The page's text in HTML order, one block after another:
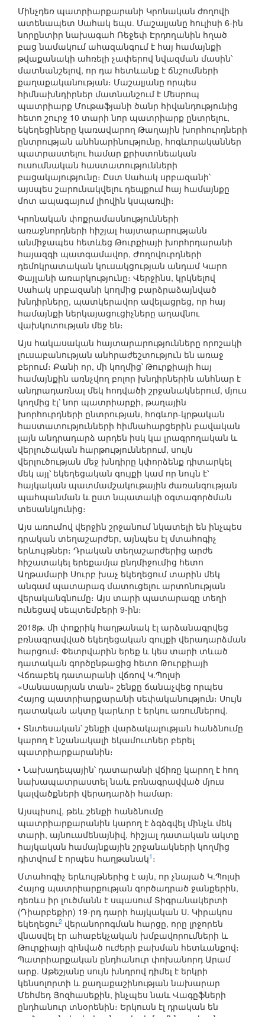
Մինչդեռ պատրիարքարանի Կրոնական ժողովի
ատենապետ Սահակ եպս. Մաշալյանը հուլիսի 6-ին
նորընտիր նախագահ Ռեջեփ Էրդողանին հղած
բաց նամակում ահազանգում է հայ համայնքի
թվաքանակի ահռելի չափերով նվազման մասին՝
մատնանշելով, որ դա հետևանք է ճնշումների
քաղաքականության։ Մաշալյանը որպես
հիմնախնդիրներ մատնանշում է Մեսրոպ
պատրիարք Մութաֆյանի ծանր հիվանդությունից
հետո շուրջ 10 տարի նոր պատրիարք ընտրելու,
եկեղեցիները կառավարող Թաղային խորհուրդների
ընտրության անհնարինությունը, հոգևորականներ
պատրաստելու համար քրիստոնեական
ուսումնական հաստատությունների
բացակայությունը։ Ըստ Սահակ սրբազանի՝
այսպես շարունակվելու դեպքում հայ համայնքը
մոտ ապագայում լիովին կսպառվի։
Կրոնական փոքրամասնությունների
առաջնորդների հիշյալ հայտարարությանն
անմիջապես հետևեց Թուրքիայի խորհրդարանի
հայազգի պատգամավոր, Ժողովուրդների
դեմոկրատական կուսակցության անդամ Կարո
Փայլանի առարկությունը։ Վերջինս, կրկնելով
Սահակ սրբազանի կողմից բարձրաձայնված
խնդիրները, պատկերավոր ավելացրեց, որ հայ
համայնքի ներկայացուցիչները աղավնու
վախկոտության մեջ են։
Այս հակասական հայտարարությունները որոշակի
լուսաբանության անհրաժեշտություն են առաջ
բերում։ Քանի որ, մի կողմից՝ Թուրքիայի հայ
համայնքին առնչվող բոլոր խնդիրներին անհնար է
անդրադառնալ մեկ հոդվածի շրջանակներում, մյուս
կողմից էլ՝ նոր պատրիարքի, թաղային
խորհուրդների ընտրության, հոգևոր-կրթական
հաստատությունների հիմնահարցերին բավական
լայն անդրադարձ արդեն իսկ կա լրագրողական և
վերլուծական հարթություններում, սույն
վերլուծության մեջ խնդիրը կփորձենք դիտարկել
մեկ այլ՝ եկեղեցական գույքի կամ որ նույն է՝
հայկական պատմամշակութային ժառանգության
պահպանման և ըստ նպատակի օգտագործման
տեսանկյունից։
Այս առումով վերջին շրջանում նկատելի են ինչպես
դրական տեղաշարժեր, այնպես էլ մտահոգիչ
երևույթներ։ Դրական տեղաշարժերից արժե
հիշատակել երեքամյա ընդմիջումից հետո
Աղթամարի Սուրբ խաչ եկեղեցում տարին մեկ
անգամ պատարագ մատուցելու արտոնության
վերականգնումը։ Այս տարի պատարագը տեղի
ունեցավ սեպտեմբերի 9-ին։
2018թ. մի փոքրիկ հաղթանակ էլ արձանագրվեց
բռնագրավված եկեղեցական գույքի վերադարձման
հարցում։ Փետրվարին երեք և կես տարի տևած
դատական գործընթացից հետո Թուրքիայի
Վճռաբեկ դատարանի վճռով Կ.Պոլսի
«Սանասարյան տան» շենքը ճանաչվեց որպես
Հայոց պատրիարքարանի սեփականություն։ Սույն
դատական ակտը կարևոր է երկու առումներով.
• Տնտեսական՝ շենքի վարձակալության հանձնումը
կարող է նշանակալի եկամուտներ բերել
պատրիարքարանին։
• Նախադեպային՝ դատարանի վճիռը կարող է հող
նախապատրաստել նաև բռնագրավված մյուս
կալվածքների վերադարձի համար։
Այսպիսով, թեև շենքի հանձնումը
պատրիարքարանին կարող է ձգձգվել մինչև մեկ
տարի, այնուամենայնիվ, հիշյալ դատական ակտը
հայկական համայնքային շրջանակների կողմից
դիտվում է որպես հաղթանակ1 ։
Մտահոգիչ երևույթներից է այն, որ չնայած Կ.Պոլսի
Հայոց պատրիարքության գործադրած ջանքերին,
դեռևս իր լուծմանն է սպասում Տիգրանակերտի
(Դիարբեքիր) 19-րդ դարի հայկական Ս. Կիրակոս
եկեղեցու2 վերանորոգման հարցը, որը լրջորեն
վնասվել էր ահաբեկչական խմբավորումների և
Թուրքիայի զինված ուժերի բախման հետևանքով։
Պատրիարքական ընդհանուր փոխանորդ Արամ
արք. Աթեշյանը սույն խնդրով դիմել է երկրի
կենսոլորտի և քաղաքաշինության նախարար
Մեհմեդ Յոզհասեքին, ինչպես նաև Վագըֆների
ընդհանուր տնօրենին։ Երկուսն էլ դրական են